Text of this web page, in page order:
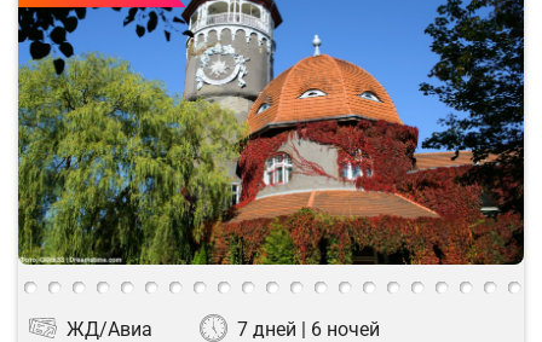
ЖД/Авиа 7 дней | 6 ночей